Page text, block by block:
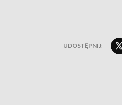
UDOSTĘPNIJ: